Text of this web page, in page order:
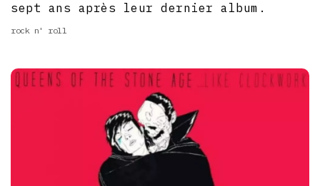
sept ans après leur dernier album.
rock n' roll